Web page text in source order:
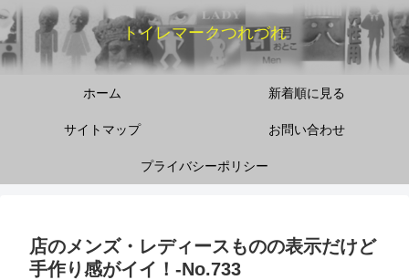
トイレマークつれづれ
ホーム 新着順に見る
サイトマップ お問い合わせ
プライバシーポリシー
店のメンズ・レディースものの表示だけど
手作り感がイイ！‐No.733